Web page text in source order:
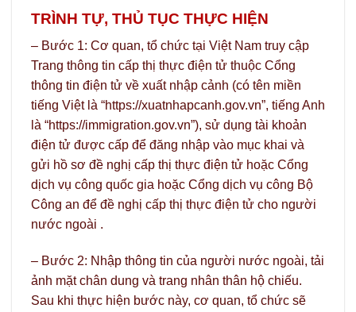
TRÌNH TỰ, THỦ TỤC THỰC HIỆN
– Bước 1: Cơ quan, tổ chức tại Việt Nam truy cập
Trang thông tin cấp thị thực điện tử thuộc Cổng
thông tin điện tử về xuất nhập cảnh (có tên miền
tiếng Việt là “https://xuatnhapcanh.gov.vn”, tiếng Anh
là “https://immigration.gov.vn”), sử dụng tài khoản
điện tử được cấp để đăng nhập vào mục khai và
gửi hồ sơ đề nghị cấp thị thực điện tử hoặc Cổng
dịch vụ công quốc gia hoặc Cổng dịch vụ công Bộ
Công an để đề nghị cấp thị thực điện tử cho người
nước ngoài .
– Bước 2: Nhập thông tin của người nước ngoài, tải
ảnh mặt chân dung và trang nhân thân hộ chiếu.
Sau khi thực hiện bước này, cơ quan, tổ chức sẽ